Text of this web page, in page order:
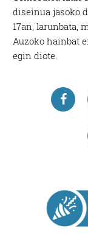
diseinua jasoko
17an, larunbata,
Auzoko hainbat
egin diote.